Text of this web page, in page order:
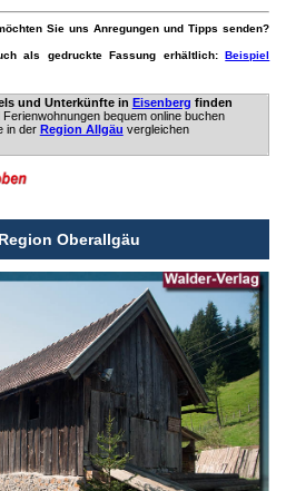
Sie uns Anregungen und Tipps senden?
als gedruckte Fassung erhältlich:Beispiel
und Unterkünfte in Eisenberg finden
bequem online buchen
in der Region Allgäu vergleichen
Oberallgäu